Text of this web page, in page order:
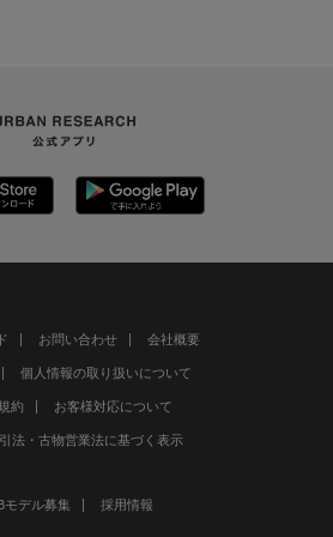
お問い合わせ 会社概要
個人情報の取り扱いについて
約 お客様対応について
法・古物営業法に基づく表示
モデル募集 採用情報